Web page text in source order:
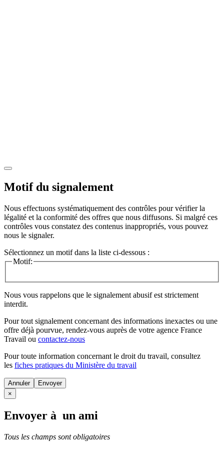
Motif du signalement
Nous effectuons systématiquement des contrôles pour vérifier la
légalité et la conformité des offres que nous diffusons. Si malgré ces
contrôles vous constatez des contenus inappropriés, vous pouvez
nous le signaler.
Sélectionnez un motif dans la liste ci-dessous :
Motif:
Nous vous rappelons que le signalement abusif est strictement
interdit.
Pour tout signalement concernant des informations inexactes ou une
offre déjà pourvue, rendez-vous auprès de votre agence France
Travail ou contactez-nous
Pour toute information concernant le droit du travail, consultez
les fiches pratiques du Ministère du travail
Annuler
×
Envoyer à un ami
Tous les champs sont obligatoires